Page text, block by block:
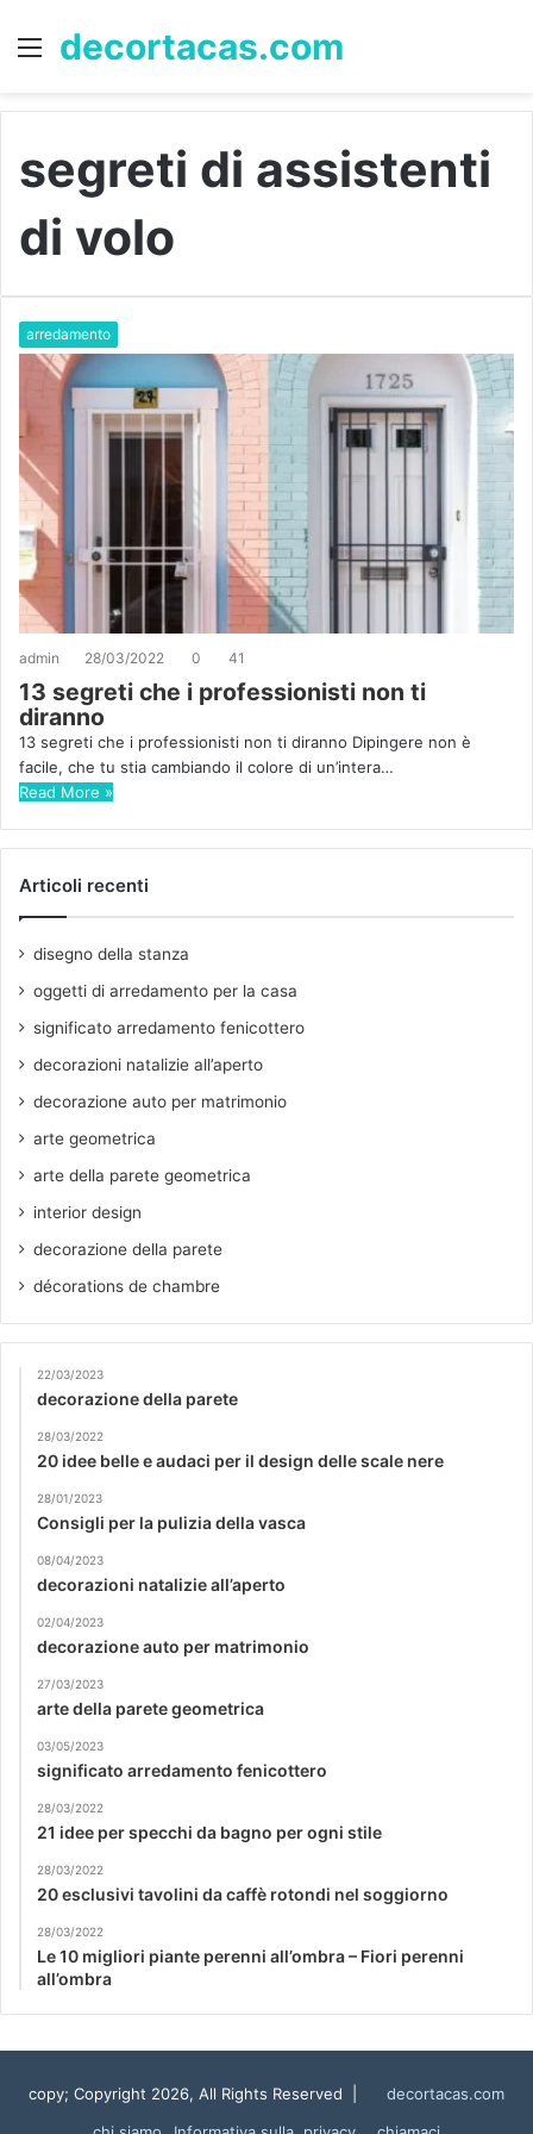
Menu
decortacas.com
segreti di assistenti
di volo
arredamento
admin 28/03/2022 0 41
13 segreti che i professionisti non ti
diranno
13 segreti che i professionisti non ti diranno Dipingere non è
facile, che tu stia cambiando il colore di un’intera…
Read More »
Articoli recenti
disegno della stanza
oggetti di arredamento per la casa
significato arredamento fenicottero
decorazioni natalizie all’aperto
decorazione auto per matrimonio
arte geometrica
arte della parete geometrica
interior design
decorazione della parete
décorations de chambre
22/03/2023
decorazione della parete
28/03/2022
20 idee belle e audaci per il design delle scale nere
28/01/2023
Consigli per la pulizia della vasca
08/04/2023
decorazioni natalizie all’aperto
02/04/2023
decorazione auto per matrimonio
27/03/2023
arte della parete geometrica
03/05/2023
significato arredamento fenicottero
28/03/2022
21 idee per specchi da bagno per ogni stile
28/03/2022
20 esclusivi tavolini da caffè rotondi nel soggiorno
28/03/2022
Le 10 migliori piante perenni all’ombra – Fiori perenni
all’ombra
copy; Copyright 2026, All Rights Reserved |
decortacas.com